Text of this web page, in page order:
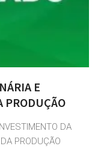
E
PRODUÇÃO
DA
PRODUÇÃO